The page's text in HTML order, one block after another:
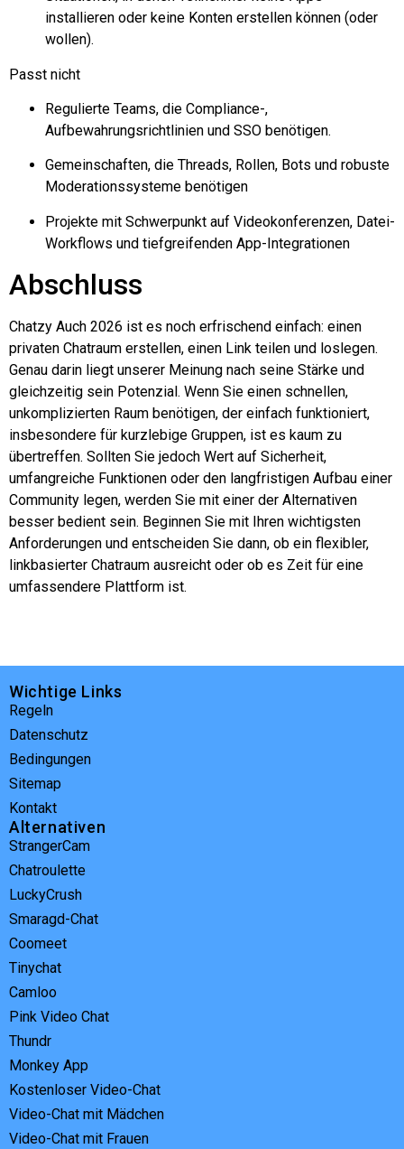
installieren oder keine Konten erstellen können (oder
wollen).
Passt nicht
Regulierte Teams, die Compliance-,
Aufbewahrungsrichtlinien und SSO benötigen.
Gemeinschaften, die Threads, Rollen, Bots und robuste
Moderationssysteme benötigen
Projekte mit Schwerpunkt auf Videokonferenzen, Datei-
Workflows und tiefgreifenden App-Integrationen
Abschluss
Chatzy Auch 2026 ist es noch erfrischend einfach: einen
privaten Chatraum erstellen, einen Link teilen und loslegen.
Genau darin liegt unserer Meinung nach seine Stärke und
gleichzeitig sein Potenzial. Wenn Sie einen schnellen,
unkomplizierten Raum benötigen, der einfach funktioniert,
insbesondere für kurzlebige Gruppen, ist es kaum zu
übertreffen. Sollten Sie jedoch Wert auf Sicherheit,
umfangreiche Funktionen oder den langfristigen Aufbau einer
Community legen, werden Sie mit einer der Alternativen
besser bedient sein. Beginnen Sie mit Ihren wichtigsten
Anforderungen und entscheiden Sie dann, ob ein flexibler,
linkbasierter Chatraum ausreicht oder ob es Zeit für eine
umfassendere Plattform ist.
Wichtige Links
Regeln
Datenschutz
Bedingungen
Sitemap
Kontakt
Alternativen
StrangerCam
Chatroulette
LuckyCrush
Smaragd-Chat
Coomeet
Tinychat
Camloo
Pink Video Chat
Thundr
Monkey App
Kostenloser Video-Chat
Video-Chat mit Mädchen
Video-Chat mit Frauen